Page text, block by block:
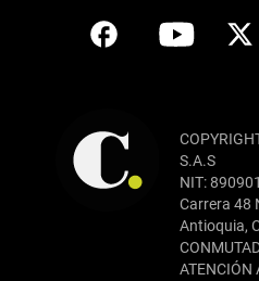
S.A.S
NIT:
Carrera 48
Antioquia,
ATENCIÓN